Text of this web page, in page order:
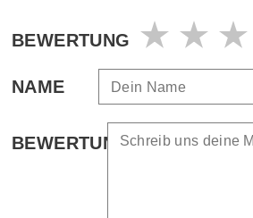
BEWERTUNG
NAME
BEWERTUNG